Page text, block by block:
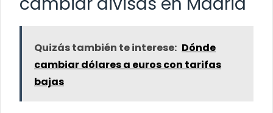
Quizás también te interese: Dónde
cambiar dólares a euros con tarifas
bajas